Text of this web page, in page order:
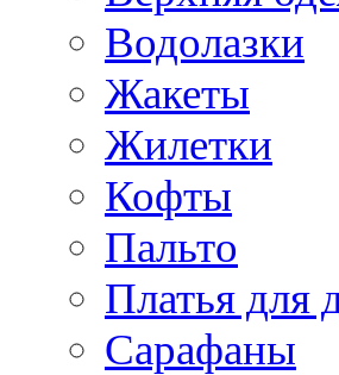
Водолазки
Жакеты
Жилетки
Кофты
Пальто
Платья для
Сарафаны